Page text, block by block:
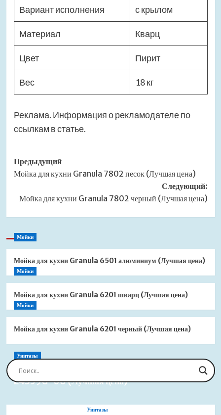
Вариант исполнения с крылом
Материал Кварц
Цвет Пирит
Вес 18 кг
Реклама. Информация о рекламодателе по
ссылкам в статье.
Навигация
записи
Предыдущий
Мойка для кухни Granula 7802 песок (Лучшая цена)
Следующий:
Мойка для кухни Granula 7802 черный (Лучшая цена)
Мойки
Мойка для кухни Granula 6501 алюминиум (Лучшая цена)
Мойки
Мойка для кухни Granula 6201 шварц (Лучшая цена)
Мойки
Мойка для кухни Granula 6201 черный (Лучшая цена)
Унитазы
Сиденье для унитаза Jacob Delafon Brive
E4359G-00 (Лучшая цена)
Унитазы